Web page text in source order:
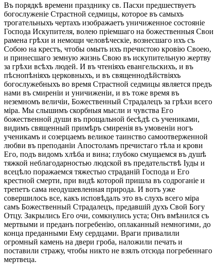
Въ порядкѣ времени празднику св. Пасхи предшествуетъ
богослуженіе Страстной седмицы, которое въ самыхъ
трогательныхъ чертахъ изображаетъ уничиженное состояніе
Господа Искупителя, волею пріемшаго на божественныя Свои
рамена грѣхи и немощи человѣческіе, вознесшаго ихъ съ
Собою на крестъ, чтобы омыть ихъ пречистою кровію Своею,
и принесшаго земную жизнь Свою въ искупительную жертву
за грѣхи всѣхъ людей. И въ чтеніяхъ евангельскихъ, и въ
пѣснопѣніяхъ церковныхъ, и въ священнодѣйствіяхъ
богослужебныхъ во время Страстной седмицы является предъ
нами въ смиреніи и уничиженіи, и въ тоже время въ
неземномъ величіи, Божественный Страдалецъ за грѣхи всего
міра. Мы слышимъ скорбныя мысли и чувства Его
божественной души въ прощальной бесѣдѣ съ учениками,
видимъ священный примѣръ смиренія въ умовеніи ногъ
ученикамъ и созерцаемъ великое таинство самоотверженной
любви въ преподаніи Апостоламъ пречистаго тѣла и крови
Его, подъ видомъ хлѣба и вина; глубоко смущаемся въ душѣ
тяжкой неблагодарностью людской въ предательствѣ Іуды и
всецѣло поражаемся тяжестыо страданій Господа и Его
крестной смерти, при видѣ которой пришла въ содроганіе и
трепетъ сама неодушевленная природа. И вотъ уже
совершилось все, какъ исповѣдалъ это въ слухъ всего міра
самъ Божественный Страдалецъ, предавшій духъ Свой Богу
Отцу. Закрылись Его очи, сомкнулись уста; Онъ вмѣнился съ
мертвыми и преданъ погребенію, оплаканный немногими, до
конца преданными Ему сердцами. Враги привалили
огромный камень на двери гроба, наложили печать и
поставили стражу, чтобы никто не взялъ отсюда погребеннаго
мертвеца.